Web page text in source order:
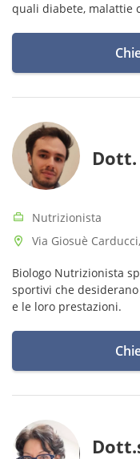
quali diabete, malattie
Nutrizionista
Via Giosuè
Biologo Nutrizionista
sportivi che
e le loro prestazioni.